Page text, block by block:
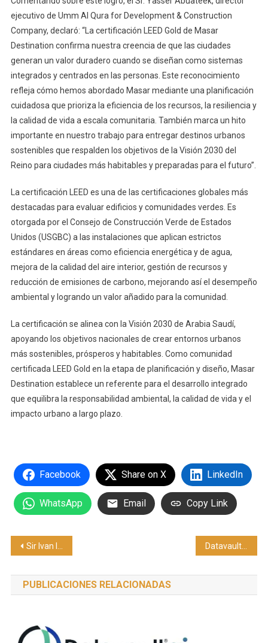
ejecutivo de Umm Al Qura for Development & Construction
Company, declaró: “La certificación LEED Gold de Masar
Destination confirma nuestra creencia de que las ciudades
generan un valor duradero cuando se diseñan como sistemas
integrados y centrados en las personas. Este reconocimiento
refleja cómo hemos abordado Masar mediante una planificación
cuidadosa que prioriza la eficiencia de los recursos, la resiliencia y
la calidad de vida a escala comunitaria. También marca un hito
importante en nuestro trabajo para entregar destinos urbanos
sostenibles que respalden los objetivos de la Visión 2030 del
Reino para ciudades más habitables y preparadas para el futuro”.
La certificación LEED es una de las certificaciones globales más
destacadas para evaluar edificios y comunidades verdes. Es
otorgada por el Consejo de Construcción Verde de Estados
Unidos (USGBC) a las instalaciones que aplican estrictos
estándares en áreas como eficiencia energética y de agua,
mejora de la calidad del aire interior, gestión de recursos y
reducción de emisiones de carbono, mejorando así el desempeño
ambiental y logrando un valor añadido para la comunidad.
La certificación se alinea con la Visión 2030 de Arabia Saudí,
apoyando los objetivos nacionales de crear entornos urbanos
más sostenibles, prósperos y habitables. Como comunidad
certificada LEED Gold en la etapa de planificación y diseño, Masar
Destination establece un referente para el desarrollo integrado
que equilibra la responsabilidad ambiental, la calidad de vida y el
impacto urbano a largo plazo.
Facebook Share on X LinkedIn
WhatsApp Email Copy Link
Navegación
de
entradas
Sir Ivan lanza “Love Is The Piece”
PUBLICACIONES RELACIONADAS